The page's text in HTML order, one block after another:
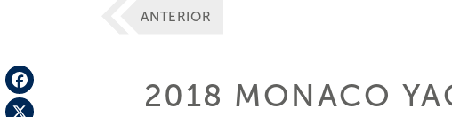
Facebook
ANTERIOR
2018 MONACO